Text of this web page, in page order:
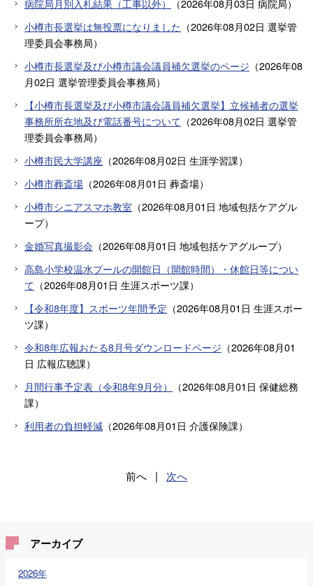
病院局月別入札結果（工事以外） （2026年08月03日 病院局）
小樽市長選挙は無投票になりました （2026年08月02日 選挙管
理委員会事務局）
小樽市長選挙及び小樽市議会議員補欠選挙のページ （2026年08
月02日 選挙管理委員会事務局）
【小樽市長選挙及び小樽市議会議員補欠選挙】立候補者の選挙
事務所所在地及び電話番号について （2026年08月02日 選挙管
理委員会事務局）
小樽市民大学講座 （2026年08月02日 生涯学習課）
小樽市葬斎場 （2026年08月01日 葬斎場）
小樽市シニアスマホ教室 （2026年08月01日 地域包括ケアグル
ープ）
金婚写真撮影会 （2026年08月01日 地域包括ケアグループ）
高島小学校温水プールの開館日（開館時間）・休館日等につい
て （2026年08月01日 生涯スポーツ課）
【令和8年度】スポーツ年間予定 （2026年08月01日 生涯スポー
ツ課）
令和8年広報おたる8月号ダウンロードページ （2026年08月01
日 広報広聴課）
月間行事予定表（令和8年9月分）
（2026年08月01日 保健総務
課）
利用者の負担軽減 （2026年08月01日 介護保険課）
前へ | 次へ
アーカイブ
2026年